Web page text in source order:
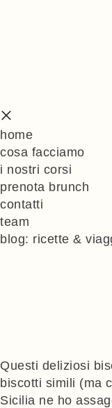
home
cosa facciamo
i nostri corsi
prenota brunch
contatti
team
blog: ricette &
Questi deliziosi
biscotti simili (ma
Sicilia ne ho